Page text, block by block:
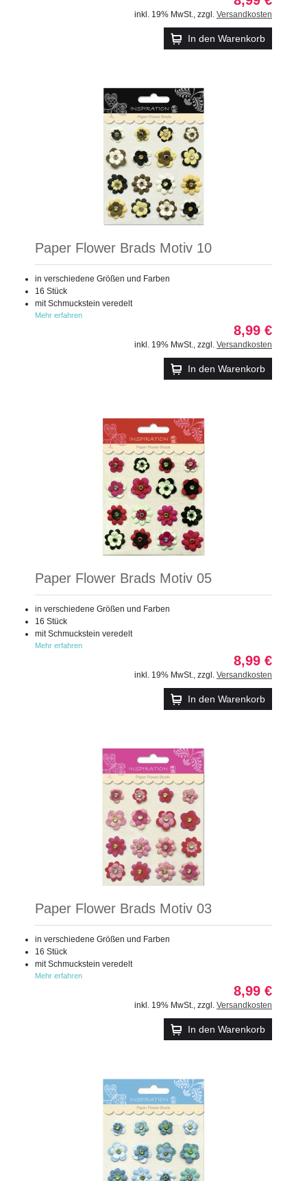
inkl. 19% MwSt. zzgl. Versandkosten
In den Warenkorb
Paper Flower Brads Motiv 10
in verschiedene Größen und Farben
16 Stück
mit Schmuckstein veredelt
Mehr erfahren
8,99 €
inkl. 19% MwSt. zzgl. Versandkosten
In den Warenkorb
Paper Flower Brads Motiv 05
in verschiedene Größen und Farben
16 Stück
mit Schmuckstein veredelt
Mehr erfahren
8,99 €
inkl. 19% MwSt. zzgl. Versandkosten
In den Warenkorb
Paper Flower Brads Motiv 03
in verschiedene Größen und Farben
16 Stück
mit Schmuckstein veredelt
Mehr erfahren
8,99 €
inkl. 19% MwSt. zzgl. Versandkosten
In den Warenkorb